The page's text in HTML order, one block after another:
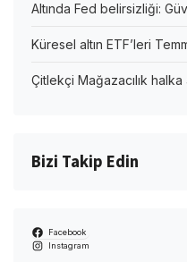
Altında Fed belirsizliği:
Küresel altın ETF’leri
Çitlekçi Mağazacılık halka
Bizi Takip Edin
Facebook
Instagram